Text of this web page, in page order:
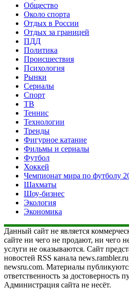
Общество
Около спорта
Отдых в России
Отдых за границей
ПДД
Политика
Происшествия
Психология
Рынки
Сериалы
Спорт
ТВ
Теннис
Технологии
Тренды
Фигурное катание
Фильмы и сериалы
Футбол
Хоккей
Чемпионат мира по футболу
Шахматы
Шоу-бизнес
Экология
Экономика
Данный сайт не является
сайте ни чего не продают, ни чего
услуги не оказываются. Сайт
новостей RSS канала
newsru.com. Материалы
ответственность за достоверность
Администрация сайта не несёт.